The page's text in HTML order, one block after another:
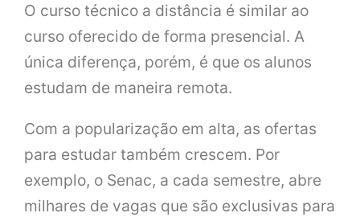
O curso técnico a distância é similar ao
curso oferecido de forma presencial. A
única diferença, porém, é que os alunos
estudam de maneira remota.
Com a popularização em alta, as ofertas
para estudar também crescem. Por
exemplo, o Senac, a cada semestre, abre
milhares de vagas que são exclusivas para